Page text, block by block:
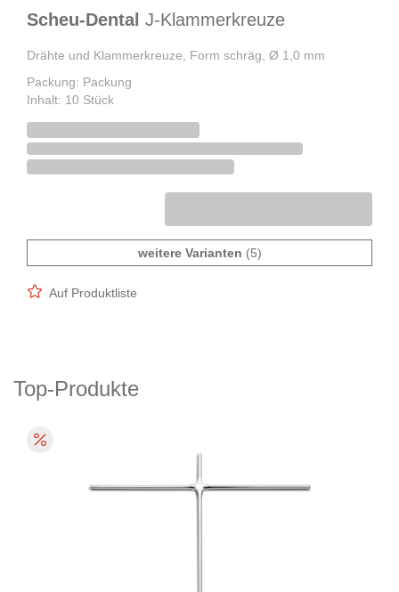
Scheu-Dental J-Klammerkreuze
Drähte und Klammerkreuze, Form schräg, Ø 1,0 mm
Packung: Packung
Inhalt: 10 Stück
weitere Varianten (5)
Auf Produktliste
Top-Produkte